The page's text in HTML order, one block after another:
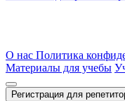
О нас Политика
Материалы для учебы
Регистрация для